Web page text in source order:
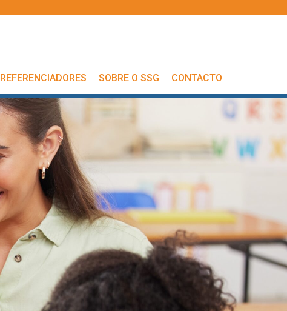
REFERENCIADORES SOBRE O SSG CONTACTO